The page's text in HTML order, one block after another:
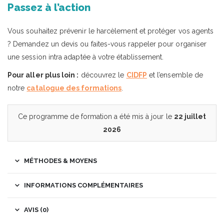
Passez à l’action
Vous souhaitez prévenir le harcèlement et protéger vos agents
? Demandez un devis ou faites-vous rappeler pour organiser
une session intra adaptée à votre établissement.
Pour aller plus loin : découvrez le CIDFP et l’ensemble de
notre catalogue des formations
Ce programme de formation a été mis à jour le 22 juillet
2026
MÉTHODES & MOYENS
INFORMATIONS COMPLÉMENTAIRES
AVIS (0)